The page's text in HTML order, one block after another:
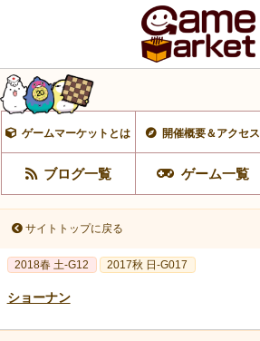
ゲームマーケットとは 開催概要＆アクセス
ブログ一覧 ゲーム一覧
サイトトップに戻る
2018春 土-G12 2017秋 日-G017
ショーナン